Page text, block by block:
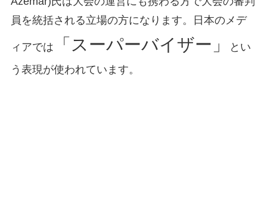
員を統括される立場の方になります。日本のメデ
ィアでは 「スーパーバイザー」
とい
う表現が使われています。